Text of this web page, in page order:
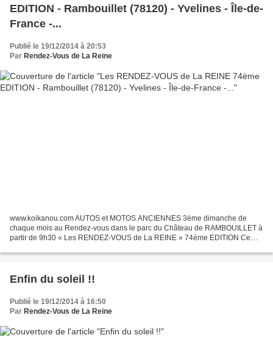
EDITION - Rambouillet (78120) - Yvelines - Île-de-
France -...
Publié le 19/12/2014 à 20:53
Par Rendez-Vous de La Reine
www.koikanou.com AUTOS et MOTOS ANCIENNES 3ème dimanche de
chaque mois au Rendez-vous dans le parc du Château de RAMBOUILLET à
partir de 9h30 « Les RENDEZ-VOUS de La REINE » 74ème EDITION Ce
Enfin du soleil !!
Publié le 19/12/2014 à 16:50
Par Rendez-Vous de La Reine